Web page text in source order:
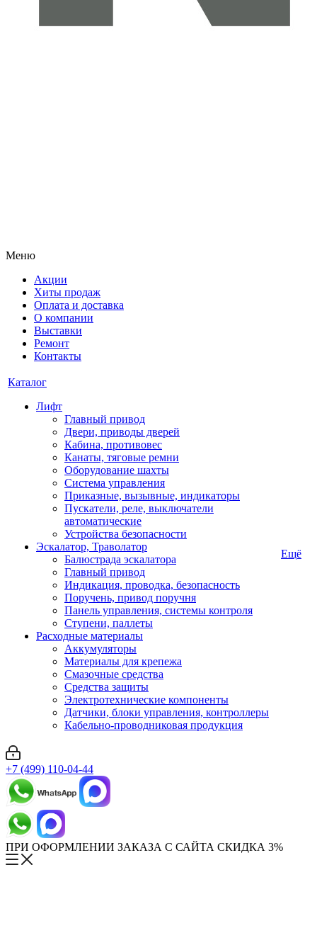
Меню
Акции
Хиты продаж
Оплата и доставка
О компании
Выставки
Ремонт
Контакты
Каталог
Лифт
Главный привод
Двери, приводы дверей
Кабина, противовес
Канаты, тяговые ремни
Оборудование шахты
Система управления
Приказные, вызывные, индикаторы
Пускатели, реле, выключатели
автоматические
Устройства безопасности
Эскалатор, Траволатор
Балюстрада эскалатора
Главный привод
Индикация, проводка, безопасность
Поручень, привод поручня
Панель управления, системы контроля
Ступени, паллеты
Расходные материалы
Аккумуляторы
Материалы для крепежа
Смазочные средства
Средства защиты
Электротехнические компоненты
Датчики, блоки управления, контроллеры
Кабельно-проводниковая продукция
Ещё
+7 (499) 110-04-44
ПРИ ОФОРМЛЕНИИ ЗАКАЗА С САЙТА СКИДКА 3%